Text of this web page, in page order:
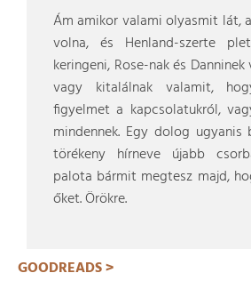
Ám amikor valami olyasmit lát,
volna, és Henland-szerte
keringeni, Rose-nak és
vagy kitalálnak valamit,
figyelmet a kapcsolatukról,
mindennek. Egy dolog ugyanis
törékeny hírneve újabb
palota bármit megtesz majd,
őket. Örökre.
GOODREADS >